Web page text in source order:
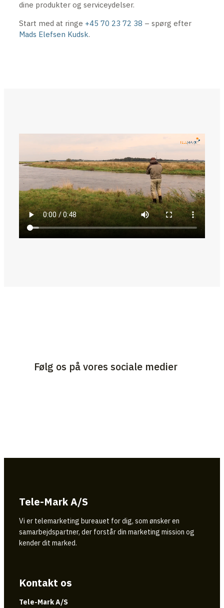
dine produkter og serviceydelser.
Start med at ringe +45 70 23 72 38 – spørg efter
Mads Elefsen Kudsk.
Følg os på vores sociale medier
Tele-Mark A/S
Vi er telemarketing bureauet for dig, som ønsker en
samarbejdspartner, der forstår din marketing mission og
kender dit marked.
Kontakt os
Tele-Mark A/S